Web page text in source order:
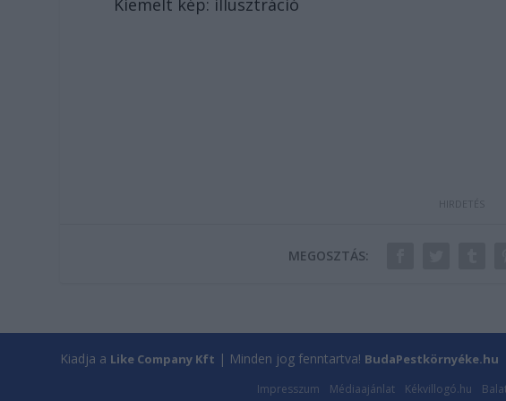
Kiemelt kép: illusztráció
MEGOSZTÁS:
Kiadja a Like Company Kft | Minden jog fenntartva! BudaPestkörnyéke.hu
Impresszum Médiaajánlat Kékvillogó.hu